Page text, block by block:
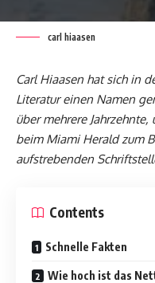
carl hiaasen
Carl Hiaasen hat sich in
Literatur einen Namen
über mehrere
beim Miami Herald zum
aufstrebenden
Contents
Schnelle Fakten
Wie hoch ist das